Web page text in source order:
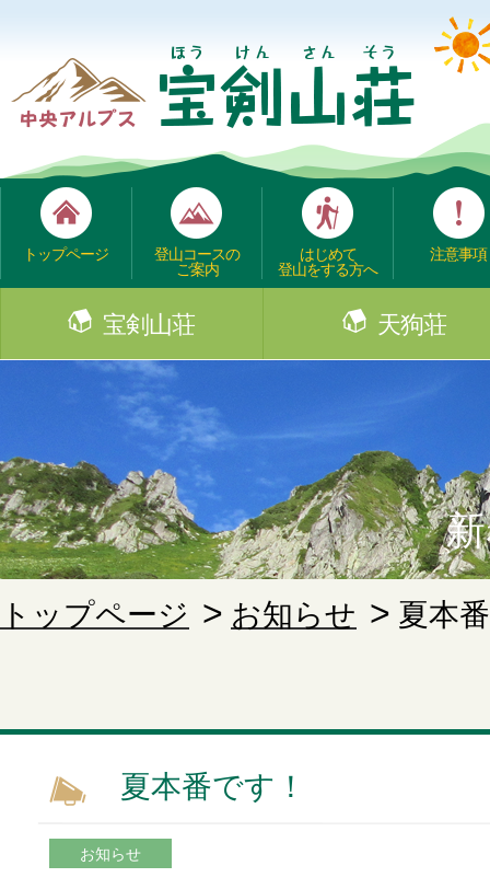
トップページ
登山コースの
ご案内
はじめて
登山をする方へ
注意事項
宝剣山荘 天狗荘
トップページ お知らせ 夏本
夏本番です！
お知らせ